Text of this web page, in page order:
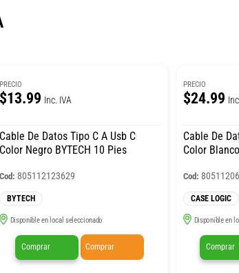
PRECIO
$13.99 Inc. IVA
Cable De Datos Tipo C A Usb C
Color Negro BYTECH 10 Pies
Cod: 805112123629
BYTECH
Disponible en local seleccionado
Comprar Comprar
PRECIO
$24.99
Cable De
Color
Cod:
CASE LOGIC
Disponible en
Comprar